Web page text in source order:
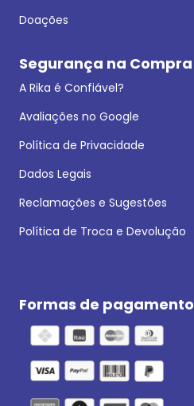
Doações
Segurança na Compra
A Rika é Confiável?
Avaliações no Google
Política de Privacidade
Dados Legais
Reclamações e Sugestões
Política de Troca e Devolução
Formas de pagamento